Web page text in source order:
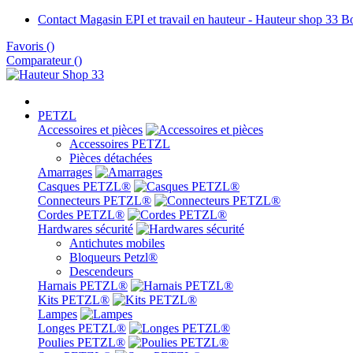
Contact Magasin EPI et travail en hauteur - Hauteur shop 33
Favoris ()
Comparateur ()
PETZL
Accessoires et pièces
Accessoires PETZL
Pièces détachées
Amarrages
Casques PETZL®
Connecteurs PETZL®
Cordes PETZL®
Hardwares sécurité
Antichutes mobiles
Bloqueurs Petzl®
Descendeurs
Harnais PETZL®
Kits PETZL®
Lampes
Longes PETZL®
Poulies PETZL®